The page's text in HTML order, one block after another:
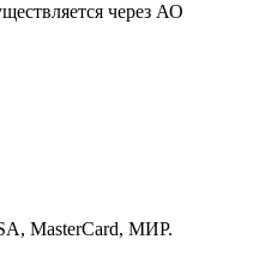
через АО
MasterCard, МИР.